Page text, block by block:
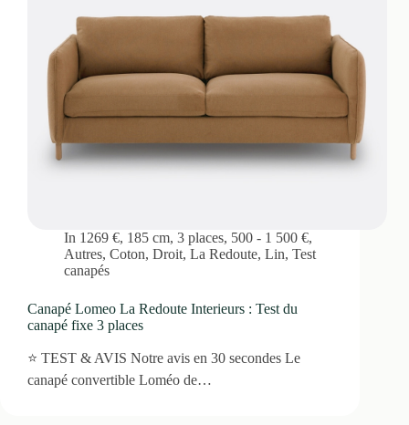
In 1269 €, 185 cm,3 places, 500 - 1 500 €,
Autres, Coton, Droit, La Redoute, Lin, Test
canapés
Canapé Lomeo La Redoute Interieurs : Test du
canapé fixe 3 places
⭐ TEST & AVIS Notre avis en 30 secondes Le
canapé convertible Loméo de…